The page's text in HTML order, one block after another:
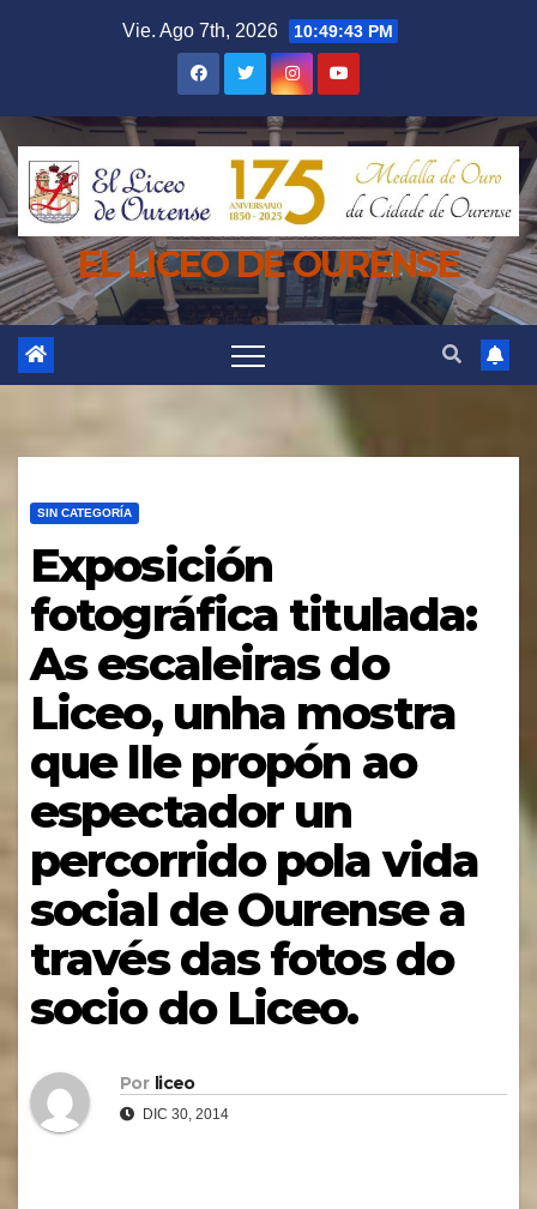
Vie. Ago 7th, 2026 10:49:45 PM
EL LICEO DE OURENSE
SIN CATEGORÍA
Exposición
fotográfica titulada:
As escaleiras do
Liceo, unha mostra
que lle propón ao
espectador un
percorrido pola vida
social de Ourense a
través das fotos do
socio do Liceo.
Por liceo
DIC 30, 2014